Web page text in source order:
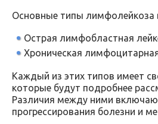
Основные типы лимфолейкоза
Острая лимфобластная
Хроническая
Каждый из этих типов имеет
которые будут подробнее
Различия между ними
прогрессирования болезни и